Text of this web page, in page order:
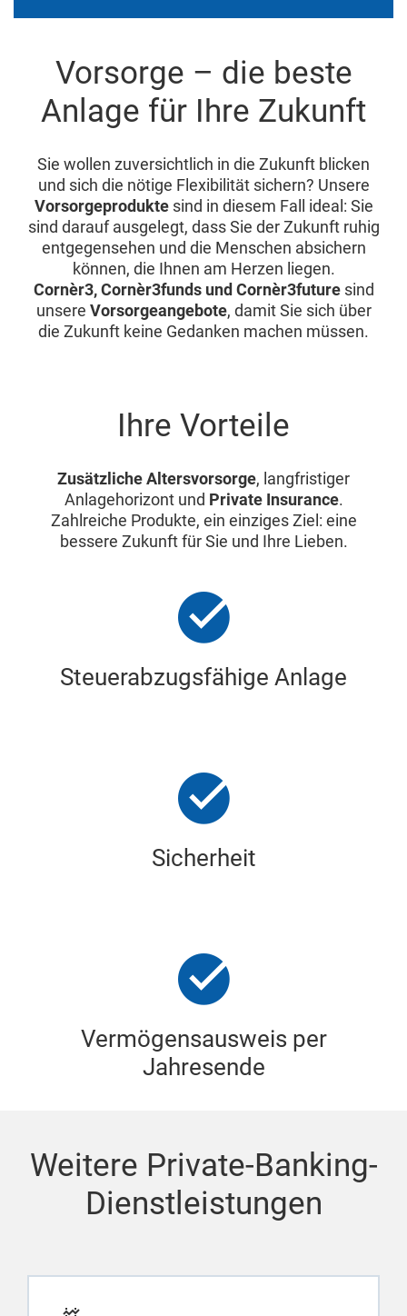
Vorsorge – die beste
Anlage für Ihre Zukunft
Sie wollen zuversichtlich in die Zukunft blicken
und sich die nötige Flexibilität sichern? Unsere
Vorsorgeproduktesind in diesem Fall ideal: Sie
sind darauf ausgelegt, dass Sie der Zukunft ruhig
entgegensehen und die Menschen absichern
können, die Ihnen am Herzen liegen.
Cornèr3, Cornèr3funds und Cornèr3future sind
unsere Vorsorgeangebote, damit Sie sich über
die Zukunft keine Gedanken machen müssen.
Ihre Vorteile
Zusätzliche Altersvorsorge, langfristiger
Anlagehorizont und Private Insurance.
Zahlreiche Produkte, ein einziges Ziel: eine
bessere Zukunft für Sie und Ihre Lieben.
Steuerabzugsfähige Anlage
Sicherheit
Vermögensausweis per
Jahresende
Weitere Private-Banking-
Dienstleistungen